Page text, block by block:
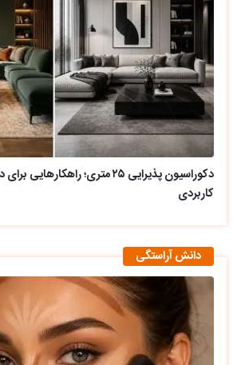
دکوراسیون پذیرایی ۲۵ متری؛
کاربردی
دانش آراستگی